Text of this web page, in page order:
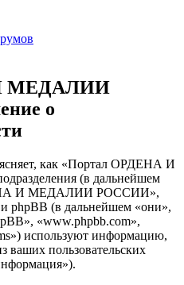
МЕДАЛИИ
о
как «Портал ОРДЕНА И
(в дальнейшем
И МЕДАЛИИ РОССИИ»,
phpBB (в дальнейшем «они»,
«www.phpbb.com»,
используют информацию,
ваших пользовательских